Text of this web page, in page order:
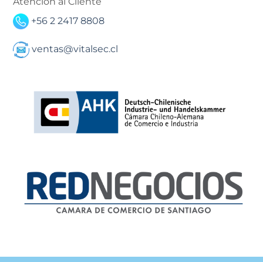
+56 2 2417 8808
ventas@vitalsec.cl